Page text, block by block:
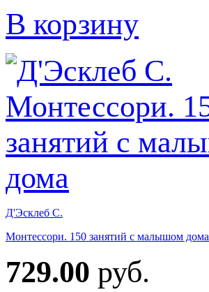
В корзину
Д'Эсклеб С.
Монтессори. 150 занятий с малышом дома
729.00 руб.